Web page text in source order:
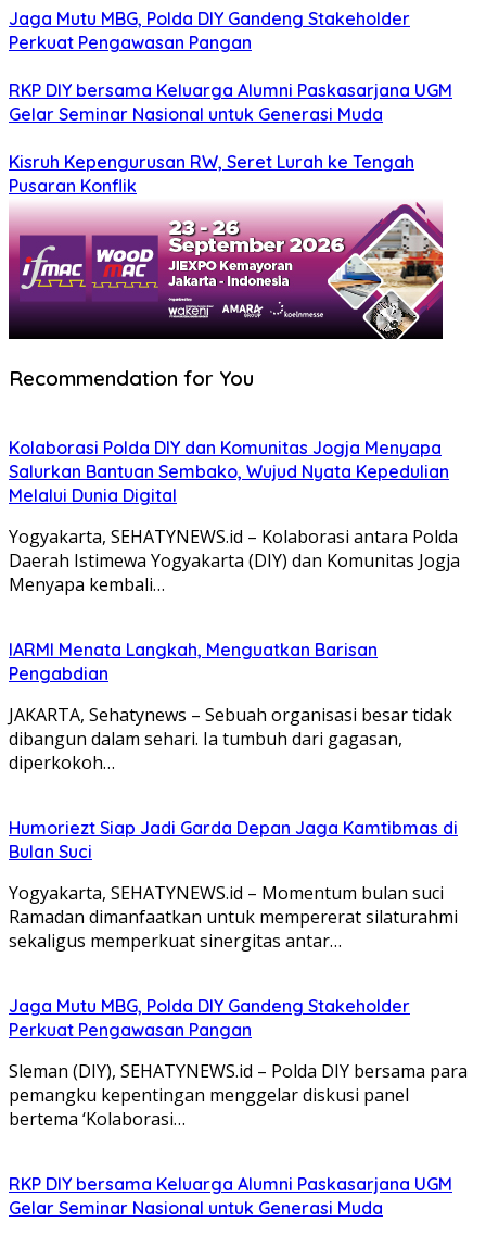
Jaga Mutu MBG, Polda DIY Gandeng Stakeholder
Perkuat Pengawasan Pangan
RKP DIY bersama Keluarga Alumni Paskasarjana UGM
Gelar Seminar Nasional untuk Generasi Muda
Kisruh Kepengurusan RW, Seret Lurah ke Tengah
Pusaran Konflik
Recommendation for You
Kolaborasi Polda DIY dan Komunitas Jogja Menyapa
Salurkan Bantuan Sembako, Wujud Nyata Kepedulian
Melalui Dunia Digital
Yogyakarta, SEHATYNEWS.id – Kolaborasi antara Polda
Daerah Istimewa Yogyakarta (DIY) dan Komunitas Jogja
Menyapa kembali…
IARMI Menata Langkah, Menguatkan Barisan
Pengabdian
JAKARTA, Sehatynews – Sebuah organisasi besar tidak
dibangun dalam sehari. Ia tumbuh dari gagasan,
diperkokoh…
Humoriezt Siap Jadi Garda Depan Jaga Kamtibmas di
Bulan Suci
Yogyakarta, SEHATYNEWS.id – Momentum bulan suci
Ramadan dimanfaatkan untuk mempererat silaturahmi
sekaligus memperkuat sinergitas antar…
Jaga Mutu MBG, Polda DIY Gandeng Stakeholder
Perkuat Pengawasan Pangan
Sleman (DIY), SEHATYNEWS.id – Polda DIY bersama para
pemangku kepentingan menggelar diskusi panel
bertema ‘Kolaborasi…
RKP DIY bersama Keluarga Alumni Paskasarjana UGM
Gelar Seminar Nasional untuk Generasi Muda